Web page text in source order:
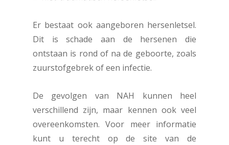
Er bestaat ook aangeboren hersenletsel.
Dit is schade aan de hersenen die
ontstaan is rond of na de geboorte, zoals
zuurstofgebrek of een infectie.
De gevolgen van NAH kunnen heel
verschillend zijn, maar kennen ook veel
overeenkomsten. Voor meer informatie
kunt u terecht op de site van de